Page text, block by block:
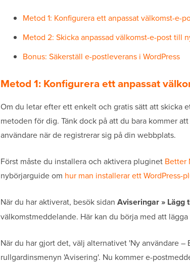
Metod 1: Konfigurera ett anpassat välkomst-e-
Metod 2: Skicka anpassad välkomst-e-post till
Bonus: Säkerställ e-postleverans i WordPress
Metod 1: Konfigurera ett anpassat
Om du letar efter ett enkelt och gratis sätt att skicka
metoden för dig. Tänk dock på att du bara kommer
användare när de registrerar sig på din webbplats.
Först måste du installera och aktivera pluginet Better
nybörjarguide om hur man installerar ett WordPress-
När du har aktiverat, besök sidan Aviseringar » Lägg
välkomstmeddelande. Här kan du börja med att
När du har gjort det, välj alternativet 'Ny användare –
rullgardinsmenyn 'Avisering'. Nu kommer e-